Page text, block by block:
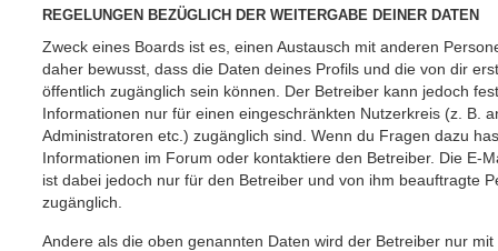
REGELUNGEN BEZÜGLICH DER WEITERGABE DEINER DATEN
Zweck eines Boards ist es, einen Austausch mit anderen
daher bewusst, dass die Daten deines Profils und die von dir
öffentlich zugänglich sein können. Der Betreiber kann jedoch
Informationen nur für einen eingeschränkten Nutzerkreis (z. B.
Administratoren etc.) zugänglich sind. Wenn du Fragen dazu
Informationen im Forum oder kontaktiere den Betreiber. Die E-
ist dabei jedoch nur für den Betreiber und von ihm beauftragte
zugänglich.
Andere als die oben genannten Daten wird der Betreiber nur